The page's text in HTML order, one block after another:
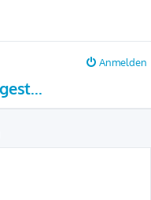
Anmelden
Häufig gestellte Fragen